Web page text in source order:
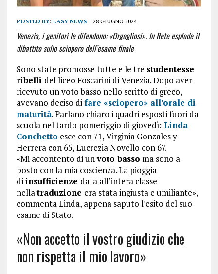
POSTED BY: EASY NEWS 28 GIUGNO 2024
Venezia, i genitori le difendono: «Orgogliosi». In Rete esplode il
dibattito sullo sciopero dell’esame finale
Sono state promosse tutte e le tre studentesse
ribelli del liceo Foscarini di Venezia. Dopo aver
ricevuto un voto basso nello scritto di greco,
avevano deciso di fare «sciopero» all’orale di
maturità. Parlano chiaro i quadri esposti fuori da
scuola nel tardo pomeriggio di giovedì: Linda
Conchetto esce con 71, Virginia Gonzales y
Herrera con 65, Lucrezia Novello con 67.
«Mi accontento di unvoto basso ma sono a
posto con la mia coscienza. La pioggia
di insufficienze data all’intera classe
nellatraduzione era stata ingiusta e umiliante»,
commenta Linda, appena saputo l’esito del suo
esame di Stato.
«Non accetto il vostro giudizio che
non rispetta il mio lavoro»